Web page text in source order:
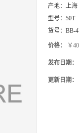
产地： 上海
型号： 50T
货号： BB-
价格： ￥
发布日期：
更新日期：